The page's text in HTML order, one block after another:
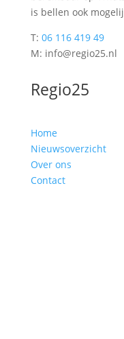
is bellen ook
T: 06 116 419 49
M: info@regio25.nl
Regio25
Home
Nieuwsoverzicht
Over ons
Contact